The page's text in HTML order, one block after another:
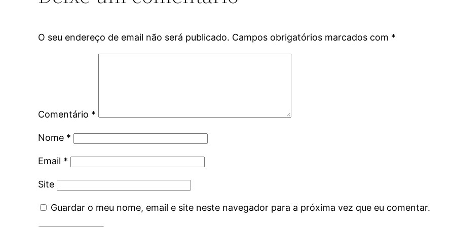
O seu endereço de email não será publicado. Campos obrigatórios marcados com *
Comentário *
Nome *
Email *
Site
Guardar o meu nome, email e site neste navegador para a próxima vez que eu comentar.